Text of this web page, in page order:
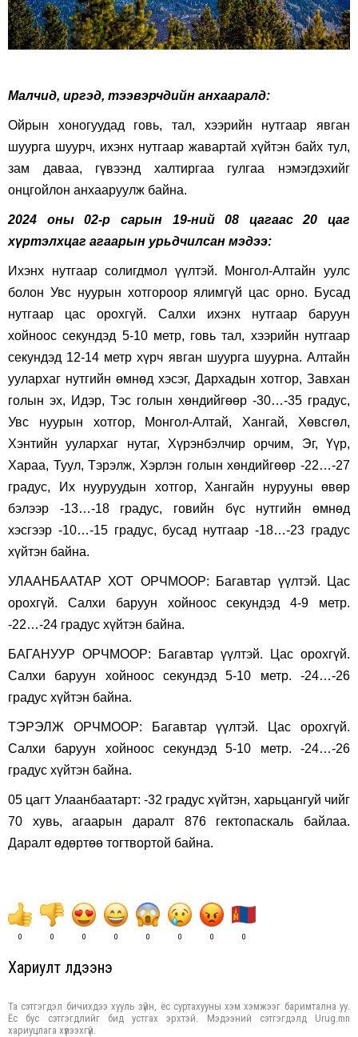
Малч­ид, иргэд, тээвэрчдийн анхааралд:
Ойрын хоногуудад говь, тал, хээрийн нутгаар явган
шуурга шуурч, ихэнх нутгаар жавартай хүйтэн байх тул,
зам даваа, гүвээнд халтиргаа гулгаа нэмэгдэхийг
онцгойлон анхааруулж байна.
2024 оны 02-р сарын 19-ний 08 цагаас 20 цаг
хүртэлхцаг агаарын урьдчилсан мэдээ:
Ихэнх нутгаар солигдмол үүлтэй. Монгол-Алтайн уулс
болон Увс нуурын хотгороор ялимгүй цас орно. Бусад
нутгаар цас орохгүй. Салхи ихэнх нутгаар баруун
хойноос секундэд 5-10 метр, говь тал, хээрийн нутгаар
секундэд 12-14 метр хүрч явган шуурга шуурна. Алтайн
уулархаг нутгийн өмнөд хэсэг, Дархадын хотгор, Завхан
голын эх, Идэр, Тэс голын хөндийгөөр -30…-35 градус,
Увс нуурын хотгор, Монгол-Алтай, Хангай, Хөвсгөл,
Хэнтийн уулархаг нутаг, Хүрэнбэлчир орчим, Эг, Үүр,
Хараа, Туул, Тэрэлж, Хэрлэн голын хөндийгөөр -22…-27
градус, Их нууруудын хотгор, Хангайн нурууны өвөр
бэлээр -13…-18 градус, говийн бүс нутгийн өмнөд
хэсгээр -10…-15 градус, бусад нутгаар -18…-23 градус
хүйтэн байна.
УЛААНБААТАР ХОТ ОРЧМООР: Багавтар үүлтэй. Цас
орохгүй. Салхи баруун хойноос секундэд 4-9 метр.
-22…-24 градус хүйтэн байна.
БАГАНУУР ОРЧМООР: Багавтар үүлтэй. Цас орохгүй.
Салхи баруун хойноос секундэд 5-10 метр. -24…-26
градус хүйтэн байна.
ТЭРЭЛЖ ОРЧМООР: Багавтар үүлтэй. Цас орохгүй.
Салхи баруун хойноос секундэд 5-10 метр. -24…-26
градус хүйтэн байна.
05 цагт Улаанбаатарт: -32 градус хүйтэн, харьцангуй чийг
70 хувь, агаарын даралт 876 гектопаскаль байлаа.
Даралт өдөртөө тогтвортой байна.
0 0 0 0 0 0 0 0
Хариулт үлдээнэ үү
Та сэтгэгдэл бичихдээ хууль зүйн, ёс суртахууны хэм хэмжээг баримтална уу.
Ёс бус сэтгэгдлийг бид устгах эрхтэй. Мэдээний сэтгэгдэлд Urug.mn
хариуцлага хүлээхгүй.